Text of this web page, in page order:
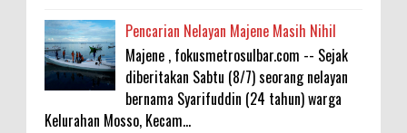
Pencarian Nelayan Majene Masih Nihil
Majene , fokusmetrosulbar.com -- Sejak
diberitakan Sabtu (8/7) seorang nelayan
bernama Syarifuddin (24 tahun) warga
Kelurahan Mosso, Kecam...